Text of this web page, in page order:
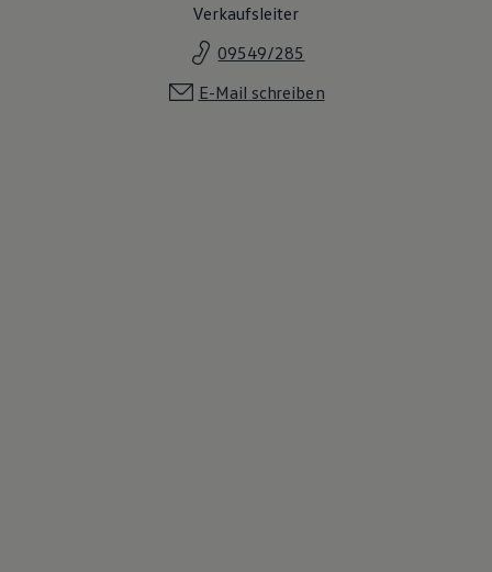
Verkaufsleiter
09549/285
E-Mail schreiben